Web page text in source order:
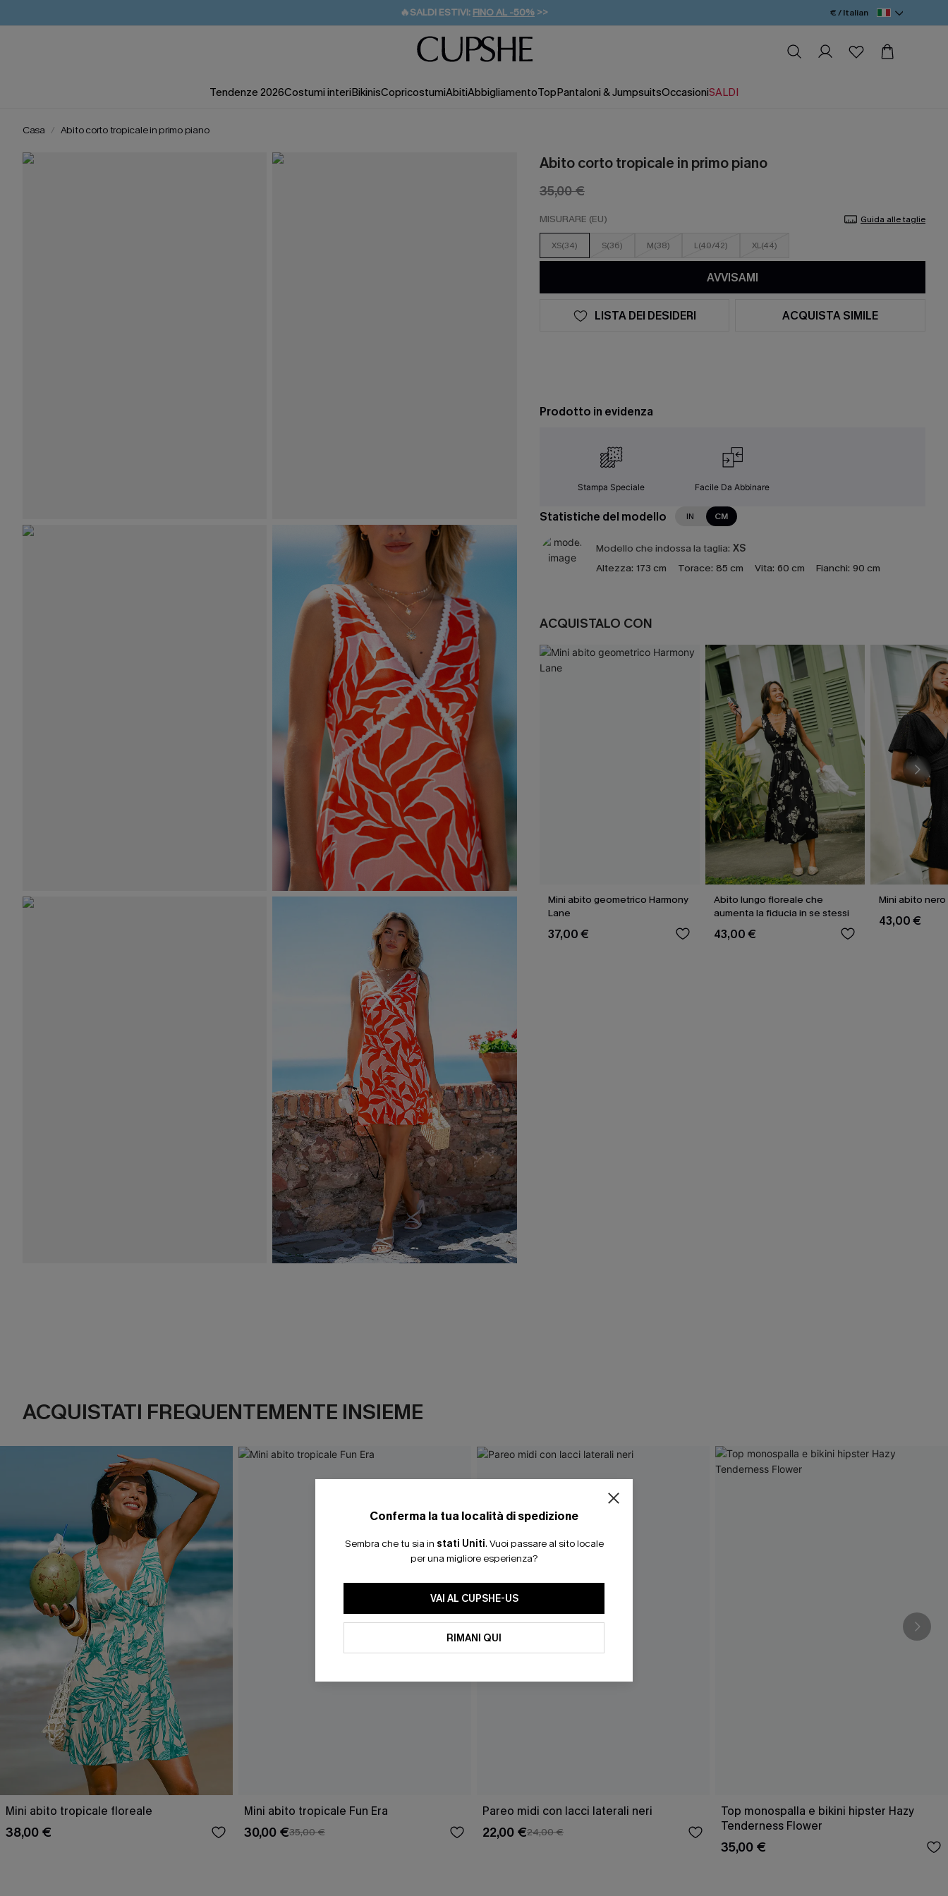
🔥SALDI ESTIVI: FINO AL -50% >>
🚚SPEDIZIONE GRATUITA DA 49€
💌REGALO PER I NUOVI: 20% DI SCONTO*
€ / Italian
Tendenze 2026Costumi interiBikinisCopricostumiAbitiAbbigliamentoTopPantaloni & JumpsuitsOccasioniSALDI
Casa Abito corto tropicale in primo piano
Abito corto tropicale in primo piano
35,00 €
MISURARE (EU) Guida alle taglie
XS(34) S(36) M(38) L(40/42) XL(44)
AVVISAMI
LISTA DEI DESIDERI ACQUISTA SIMILE
Prodotto in evidenza
Stampa Speciale Facile Da Abbinare
Statistiche del modello IN CM
Modello che indossa la taglia: XS
Altezza: 173 cm Torace: 85 cm Vita: 60 cm Fianchi: 90 cm
ACQUISTALO CON
Mini abito geometrico Harmony
Lane
37,00 €
Abito lungo floreale che
aumenta la fiducia in se stessi
43,00 €
Mini abito
43,00 €
ACQUISTATI FREQUENTEMENTE INSIEME
Mini abito tropicale floreale
38,00 €
Mini abito tropicale Fun Era
30,00 €35,00 €
Pareo midi con lacci laterali neri
22,00 €24,00 €
Top monospalla e bikini hipster Hazy
Tenderness Flower
35,00 €
Conferma la tua località di spedizione
Sembra che tu sia in stati Uniti. Vuoi passare al sito locale
per una migliore esperienza?
VAI AL CUPSHE-US
RIMANI QUI